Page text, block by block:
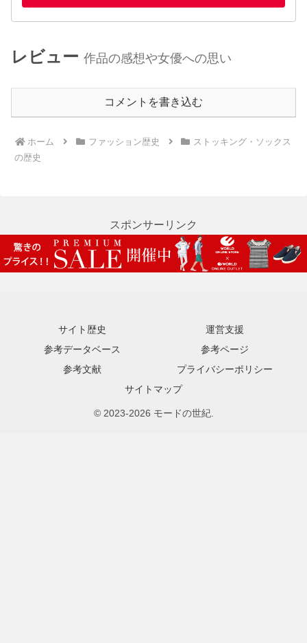
レビュー 作品の感想や女優への思い
コメントを書き込む
ホーム ファッション歴史
ストッキング・ソックス
の歴史
スポンサーリンク
サイト歴史
運営支援
参考データベース
参考ページ
参考文献
プライバシーポリシー
サイトマップ
© 2023-2026 モードの世紀.